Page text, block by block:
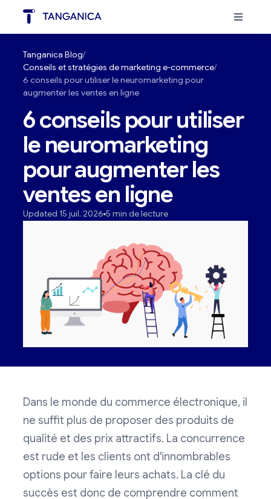
Tanganica Blog
Conseils et stratégies de marketing e-commerce
6 conseils pour utiliser le neuromarketing pour
augmenter les ventes en ligne
6 conseils pour utiliser
le neuromarketing
pour augmenter les
ventes en ligne
Updated 15 juil. 2026 5 min de lecture
Dans le monde du commerce électronique, il
ne suffit plus de proposer des produits de
qualité et des prix attractifs. La concurrence
est rude et les clients ont d'innombrables
options pour faire leurs achats. La clé du
succès est donc de comprendre comment